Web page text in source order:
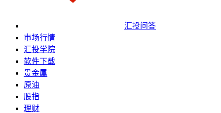
汇投问答
市场行情
汇投学院
软件下载
贵金属
原油
股指
理财